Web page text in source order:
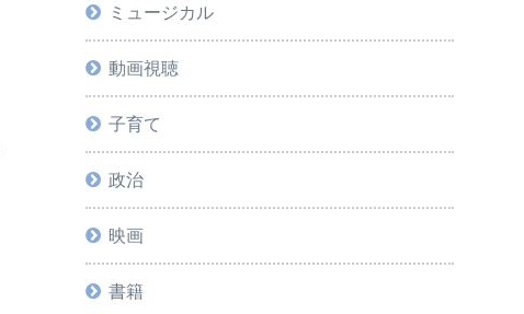
ミュージカル
動画視聴
子育て
政治
映画
書籍